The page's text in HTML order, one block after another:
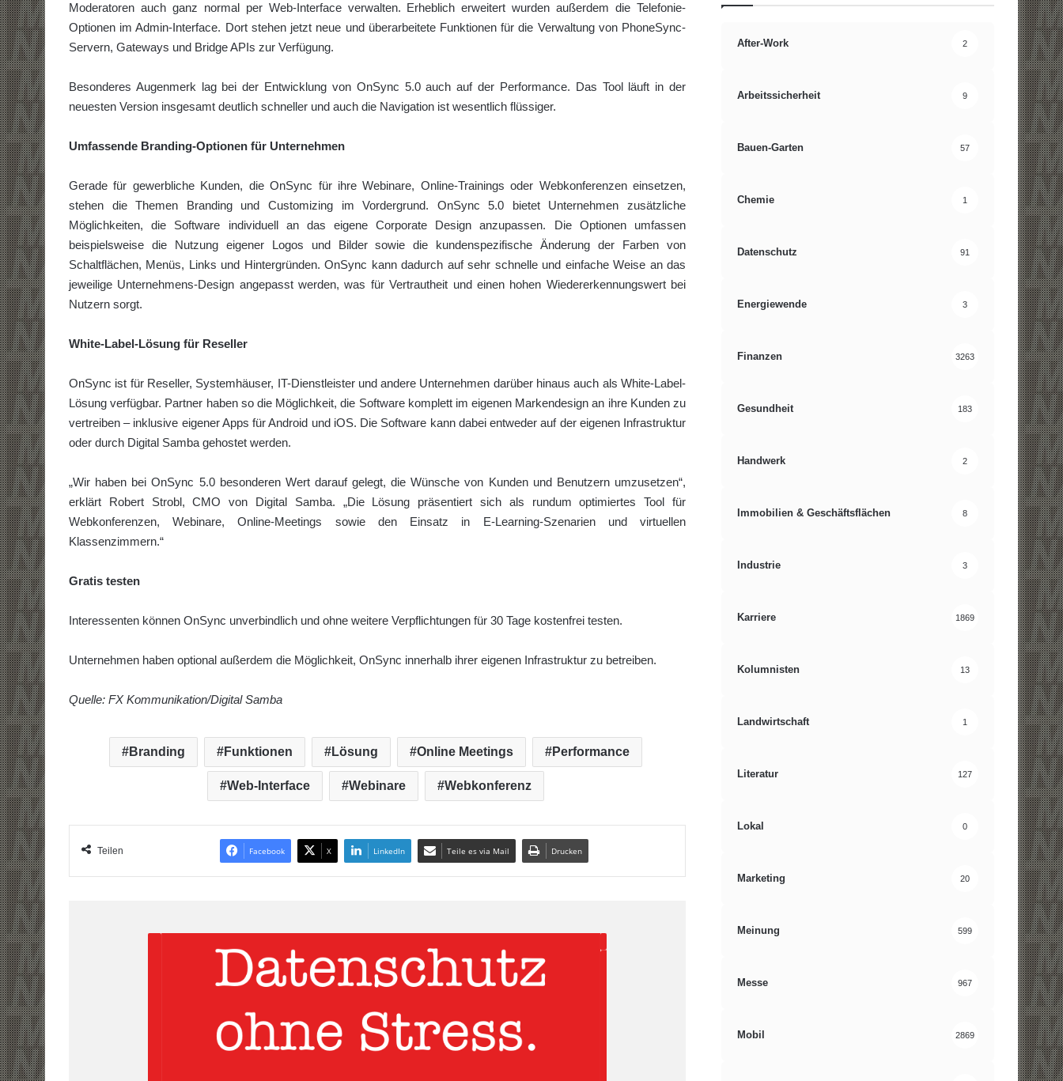
Moderatoren auch ganz normal per Web-Interface verwalten. Erheblich erweitert wurden außerdem die Telefonie-
Optionen im Admin-Interface. Dort stehen jetzt neue und überarbeitete Funktionen für die Verwaltung von PhoneSync-
Servern, Gateways und Bridge APIs zur Verfügung.
Besonderes Augenmerk lag bei der Entwicklung von OnSync 5.0 auch auf der Performance. Das Tool läuft in der
neuesten Version insgesamt deutlich schneller und auch die Navigation ist wesentlich flüssiger.
Umfassende Branding-Optionen für Unternehmen
Gerade für gewerbliche Kunden, die OnSync für ihre Webinare, Online-Trainings oder Webkonferenzen einsetzen,
stehen die Themen Branding und Customizing im Vordergrund. OnSync 5.0 bietet Unternehmen zusätzliche
Möglichkeiten, die Software individuell an das eigene Corporate Design anzupassen. Die Optionen umfassen
beispielsweise die Nutzung eigener Logos und Bilder sowie die kundenspezifische Änderung der Farben von
Schaltflächen, Menüs, Links und Hintergründen. OnSync kann dadurch auf sehr schnelle und einfache Weise an das
jeweilige Unternehmens-Design angepasst werden, was für Vertrautheit und einen hohen Wiedererkennungswert bei
Nutzern sorgt.
White-Label-Lösung für Reseller
OnSync ist für Reseller, Systemhäuser, IT-Dienstleister und andere Unternehmen darüber hinaus auch als White-Label-
Lösung verfügbar. Partner haben so die Möglichkeit, die Software komplett im eigenen Markendesign an ihre Kunden zu
vertreiben – inklusive eigener Apps für Android und iOS. Die Software kann dabei entweder auf der eigenen Infrastruktur
oder durch Digital Samba gehostet werden.
„Wir haben bei OnSync 5.0 besonderen Wert darauf gelegt, die Wünsche von Kunden und Benutzern umzusetzen“,
erklärt Robert Strobl, CMO von Digital Samba. „Die Lösung präsentiert sich als rundum optimiertes Tool für
Webkonferenzen, Webinare, Online-Meetings sowie den Einsatz in E-Learning-Szenarien und virtuellen
Klassenzimmern.“
Gratis testen
Interessenten können OnSync unverbindlich und ohne weitere Verpflichtungen für 30 Tage kostenfrei testen.
Unternehmen haben optional außerdem die Möglichkeit, OnSync innerhalb ihrer eigenen Infrastruktur zu betreiben.
Quelle: FX Kommunikation/Digital Samba
Branding Funktionen Lösung Online Meetings Performance
Web-Interface Webinare Webkonferenz
Teilen Facebook X LinkedIn Teile es via Mail Drucken
After-Work 2
Arbeitssicherheit 9
Bauen-Garten 57
Chemie 1
Datenschutz 91
Energiewende 3
Finanzen 3263
Gesundheit 183
Handwerk 2
Immobilien & Geschäftsflächen 8
Industrie 3
Karriere 1869
Kolumnisten 13
Landwirtschaft 1
Literatur 127
Lokal 0
Marketing 20
Meinung 599
Messe 967
Mobil 2869